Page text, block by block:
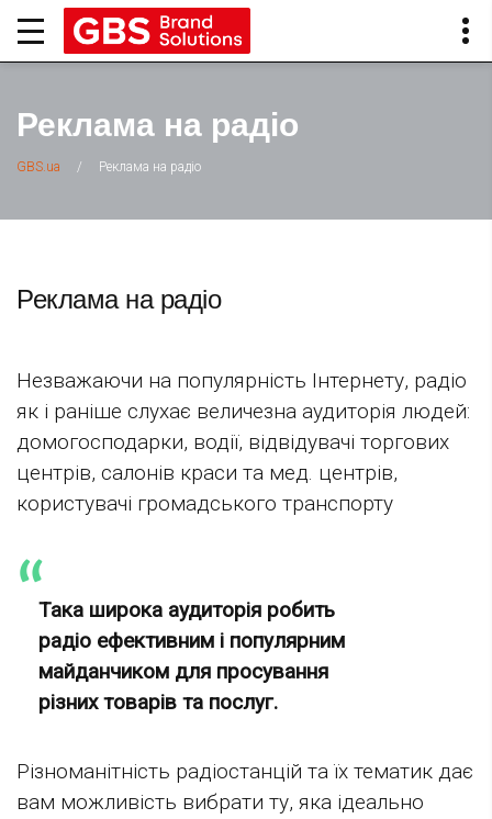
Реклама на радіо
GBS.ua / Реклама на радіо
Реклама на радіо
Незважаючи на популярність Інтернету, радіо
як і раніше слухає величезна аудиторія людей:
домогосподарки, водії, відвідувачі торгових
центрів, салонів краси та мед. центрів,
користувачі громадського транспорту
Така широка аудиторія робить
радіо ефективним і популярним
майданчиком для просування
різних товарів та послуг.
Різноманітність радіостанцій та їх тематик дає
вам можливість вибрати ту, яка ідеально